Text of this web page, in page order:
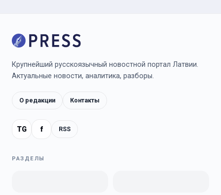
Крупнейший русскоязычный новостной портал Латвии.
Актуальные новости, аналитика, разборы.
О редакции Контакты
TG f RSS
РАЗДЕЛЫ